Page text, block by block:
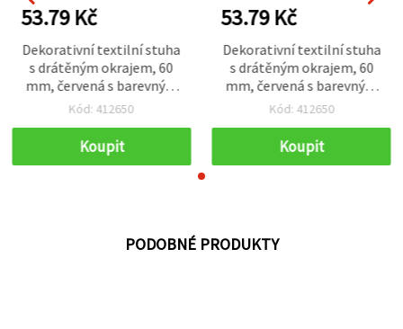
53.79 Kč
Dekorativní textilní stuha
s drátěným okrajem, 60
mm, červená s barevným
vánočním potiskem – 2,7
Kód: 412650
Koupit
53.79 Kč
Dekorativní textilní stuha
s drátěným okrajem, 60
mm, červená s barevným
vánočním potiskem – 2,7
Kód: 412650
Koupit
PODOBNÉ PRODUKTY